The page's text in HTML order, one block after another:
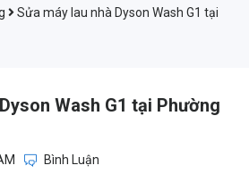
Sửa máy lau nhà Dyson Wash G1 tại
Wash G1 tại Phường
Bình Luận